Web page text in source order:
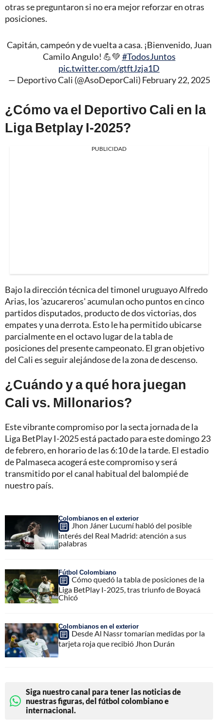
otras se preguntaron si no era mejor reforzar en otras
posiciones.
Capitán, campeón y de vuelta a casa. ¡Bienvenido, Juan
Camilo Angulo! 💪💚 #TodosJuntos
pic.twitter.com/gtftJzja1D
— Deportivo Cali (@AsoDeporCali) February 22, 2025
¿Cómo va el Deportivo Cali en la
Liga Betplay I-2025?
PUBLICIDAD
Bajo la dirección técnica del timonel uruguayo Alfredo
Arias, los 'azucareros' acumulan ocho puntos en cinco
partidos disputados, producto de dos victorias, dos
empates y una derrota. Esto le ha permitido ubicarse
parcialmente en el octavo lugar de la tabla de
posiciones del presente campeonato. El gran objetivo
del Cali es seguir alejándose de la zona de descenso.
¿Cuándo y a qué hora juegan
Cali vs. Millonarios?
Este vibrante compromiso por la secta jornada de la
Liga BetPlay I-2025 está pactado para este domingo 23
de febrero, en horario de las 6:10 de la tarde. El estadio
de Palmaseca acogerá este compromiso y será
transmitido por el canal habitual del balompié de
nuestro país.
Colombianos en el exterior
Jhon Jáner Lucumí habló del posible
interés del Real Madrid: atención a sus
palabras
Fútbol Colombiano
Cómo quedó la tabla de posiciones de la
Liga BetPlay I-2025, tras triunfo de Boyacá
Chicó
Colombianos en el exterior
Desde Al Nassr tomarían medidas por la
tarjeta roja que recibió Jhon Durán
Siga nuestro canal para tener las noticias de
nuestras figuras, del fútbol colombiano e
internacional.